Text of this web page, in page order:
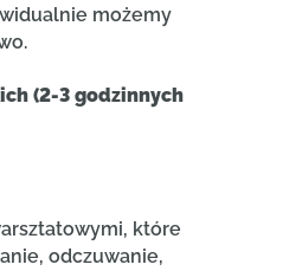
możemy
(2-3 godzinnych
które
odczuwanie,